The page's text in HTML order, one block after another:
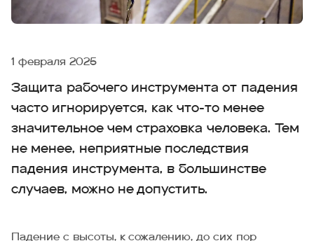
1 февраля 2025
Защита рабочего инструмента от падения
часто игнорируется, как что-то менее
значительное чем страховка человека. Тем
не менее, неприятные последствия
падения инструмента, в большинстве
случаев, можно не допустить.
Падение с высоты, к сожалению, до сих пор